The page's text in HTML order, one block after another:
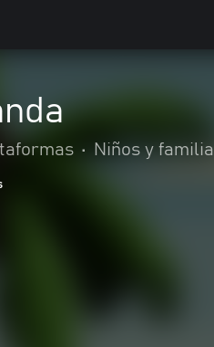
• Niños y familia